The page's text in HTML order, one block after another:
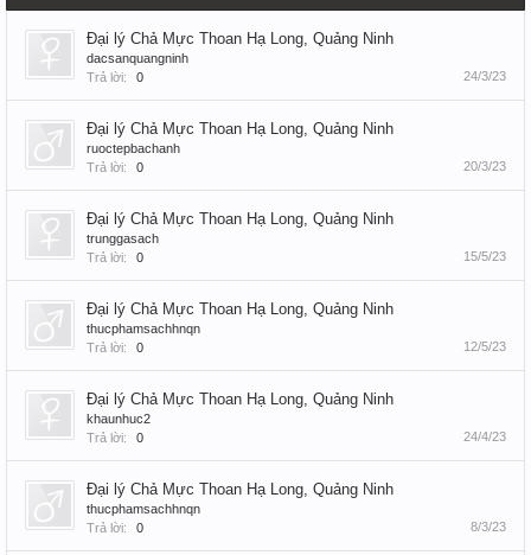
Đại lý Chả Mực Thoan Hạ Long, Quảng Ninh
dacsanquangninh
Trả lời:
0 24/3/23
Đại lý Chả Mực Thoan Hạ Long, Quảng Ninh
ruoctepbachanh
Trả lời:
0 20/3/23
Đại lý Chả Mực Thoan Hạ Long, Quảng Ninh
trunggasach
Trả lời:
0 15/5/23
Đại lý Chả Mực Thoan Hạ Long, Quảng Ninh
thucphamsachhnqn
Trả lời:
0 12/5/23
Đại lý Chả Mực Thoan Hạ Long, Quảng Ninh
khaunhuc2
Trả lời:
0 24/4/23
Đại lý Chả Mực Thoan Hạ Long, Quảng Ninh
thucphamsachhnqn
Trả lời:
0 8/3/23